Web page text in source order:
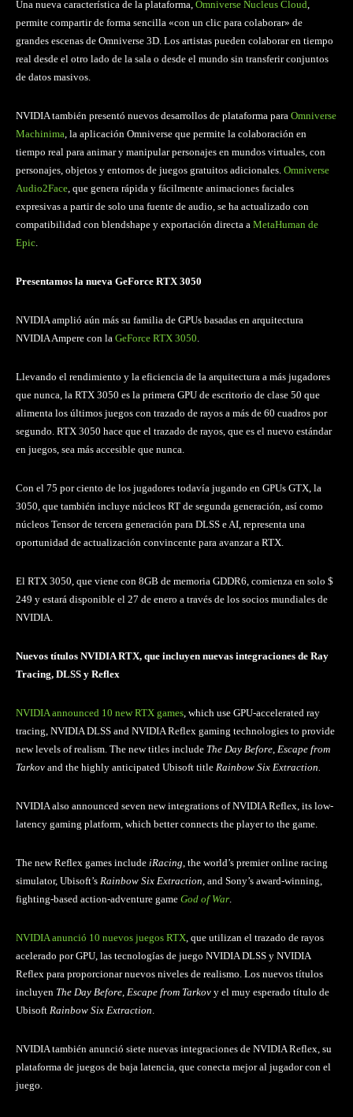
Una nueva característica de la plataforma, Omniverse Nucleus Cloud,
permite compartir de forma sencilla «con un clic para colaborar» de
grandes escenas de Omniverse 3D. Los artistas pueden colaborar en tiempo
real desde el otro lado de la sala o desde el mundo sin transferir conjuntos
de datos masivos.
NVIDIA también presentó nuevos desarrollos de plataforma para Omniverse
Machinima, la aplicación Omniverse que permite la colaboración en
tiempo real para animar y manipular personajes en mundos virtuales, con
personajes, objetos y entornos de juegos gratuitos adicionales. Omniverse
Audio2Face, que genera rápida y fácilmente animaciones faciales
expresivas a partir de solo una fuente de audio, se ha actualizado con
compatibilidad con blendshape y exportación directa a MetaHuman de
Epic.
Presentamos la nueva GeForce RTX 3050
NVIDIA amplió aún más su familia de GPUs basadas en arquitectura
NVIDIA Ampere con la GeForce RTX 3050.
Llevando el rendimiento y la eficiencia de la arquitectura a más jugadores
que nunca, la RTX 3050 es la primera GPU de escritorio de clase 50 que
alimenta los últimos juegos con trazado de rayos a más de 60 cuadros por
segundo. RTX 3050 hace que el trazado de rayos, que es el nuevo estándar
en juegos, sea más accesible que nunca.
Con el 75 por ciento de los jugadores todavía jugando en GPUs GTX, la
3050, que también incluye núcleos RT de segunda generación, así como
núcleos Tensor de tercera generación para DLSS e AI, representa una
oportunidad de actualización convincente para avanzar a RTX.
El RTX 3050, que viene con 8GB de memoria GDDR6, comienza en solo $
249 y estará disponible el 27 de enero a través de los socios mundiales de
NVIDIA.
Nuevos títulos NVIDIA RTX, que incluyen nuevas integraciones de Ray
Tracing, DLSS y Reflex
NVIDIA announced 10 new RTX games, which use GPU-accelerated ray
tracing, NVIDIA DLSS and NVIDIA Reflex gaming technologies to provide
new levels of realism. The new titles include The Day Before, Escape from
Tarkov and the highly anticipated Ubisoft title Rainbow Six Extraction.
NVIDIA also announced seven new integrations of NVIDIA Reflex, its low-
latency gaming platform, which better connects the player to the game.
The new Reflex games include iRacing, the world’s premier online racing
simulator, Ubisoft’s Rainbow Six Extraction, and Sony’s award-winning,
fighting-based action-adventure game God of War.
NVIDIA anunció 10 nuevos juegos RTX, que utilizan el trazado de rayos
acelerado por GPU, las tecnologías de juego NVIDIA DLSS y NVIDIA
Reflex para proporcionar nuevos niveles de realismo. Los nuevos títulos
incluyen The Day Before, Escape from Tarkov y el muy esperado título de
Ubisoft Rainbow Six Extraction.
NVIDIA también anunció siete nuevas integraciones de NVIDIA Reflex, su
plataforma de juegos de baja latencia, que conecta mejor al jugador con el
juego.